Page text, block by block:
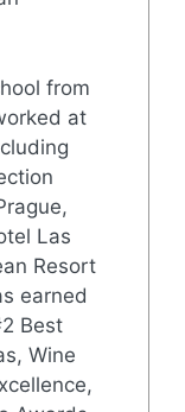
from
at
Las
Resort
earned
Best
Wine